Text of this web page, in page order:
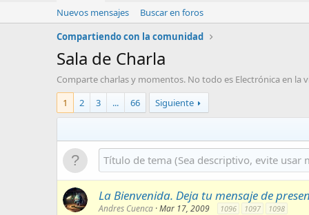
Nuevos mensajes
Buscar en foros
Compartiendo con la comunidad
Sala de Charla
Comparte charlas y momentos. No todo es Electrónica en la
1
2 3 ... 66 Siguiente
La Bienvenida. Deja tu mensaje de
Andres Cuenca Mar 17, 2009 1096 1097 1098